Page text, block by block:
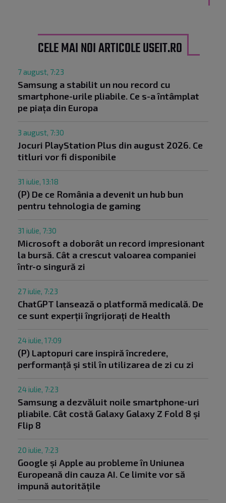
CELE MAI NOI ARTICOLE USEIT.RO
7 august, 7:23
Samsung a stabilit un nou record cu
smartphone-urile pliabile. Ce s-a întâmplat
pe piața din Europa
3 august, 7:30
Jocuri PlayStation Plus din august 2026. Ce
titluri vor fi disponibile
31 iulie, 13:18
(P) De ce România a devenit un hub bun
pentru tehnologia de gaming
31 iulie, 7:30
Microsoft a doborât un record impresionant
la bursă. Cât a crescut valoarea companiei
într-o singură zi
27 iulie, 7:23
ChatGPT lansează o platformă medicală. De
ce sunt experții îngrijorați de Health
24 iulie, 17:09
(P) Laptopuri care inspiră încredere,
performanță și stil în utilizarea de zi cu zi
24 iulie, 7:23
Samsung a dezvăluit noile smartphone-uri
pliabile. Cât costă Galaxy Galaxy Z Fold 8 și
Flip 8
20 iulie, 7:23
Google și Apple au probleme în Uniunea
Europeană din cauza AI. Ce limite vor să
impună autoritățile